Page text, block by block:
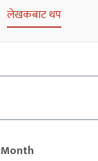
लेखकबाट थप
Month